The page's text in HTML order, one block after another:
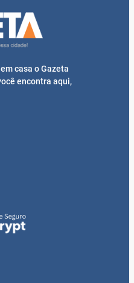
casa o Gazeta
encontra aqui,